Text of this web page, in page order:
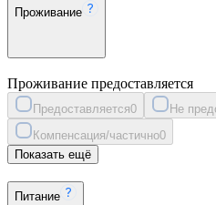
Проживание
Проживание предоставляется
Предоставляется0 Не
Компенсация/частично0
Показать ещё
Питание